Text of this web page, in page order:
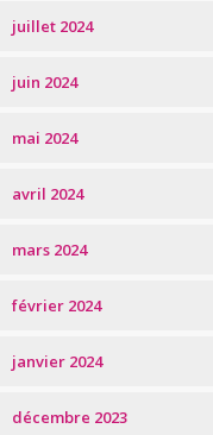
juillet 2024
juin 2024
mai 2024
avril 2024
mars 2024
février 2024
janvier 2024
décembre 2023